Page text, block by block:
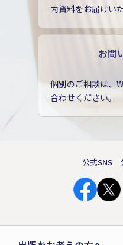
内資料をお届けい
お問
個別のご相談は、
合わせください。
公式SNS